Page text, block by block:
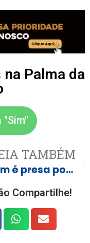
Palma da
"Sim"
TAMBÉM
Jovem é presa por obrigar o marido a manter 6 relações sexuais por dia, e caso explode na internet
Compartilhe!